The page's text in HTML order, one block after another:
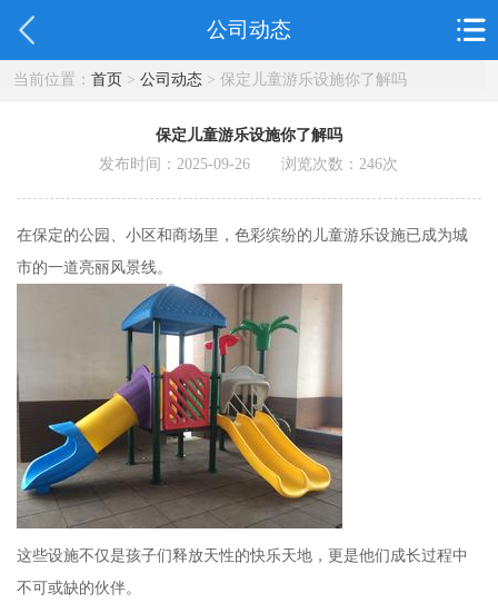
公司动态
当前位置： 首页> 公司动态> 保定儿童游乐设施你了解吗
保定儿童游乐设施你了解吗
发布时间：2025-09-26 浏览次数：246次
在保定的公园、小区和商场里，色彩缤纷的儿童游乐设施已成为城
市的一道亮丽风景线。
这些设施不仅是孩子们释放天性的快乐天地，更是他们成长过程中
不可或缺的伙伴。